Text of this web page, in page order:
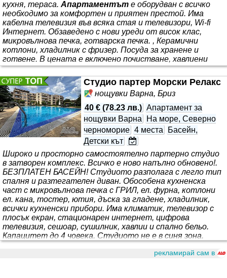
кухня, тераса.Апартаментът е оборудван с всичко
необходимо за комфортен и приятен престой. Има
кабелна телевизия във всяка стая и телевизори, Wi-fi
Интернет. Обзаведено с нови уреди от висок клас,
микровълнова печка, готварска печка. , Керамични
котлони, хладилник с фризер. Посуда за хранене и
готвене. В цената е включено почистване, хавлиени
кърпи, санитарни консумативи, подарък
Студио партер Морски Релакс
нощувки Варна, Бриз
40 € (78.23 лв.) Апартамент за
нощувки Варна
На море, Северно
черноморие 4 места
Басейн,
Детски кът
Широко и просторно самостоятелно партерно студио
в затворен комплекс. Всичко е ново напълно обновено!.
БЕЗПЛАТЕН БАСЕЙН! Студиото разполага с легло тип
спалня и разтегателен диван. Обособена кухненска
част с микровълнова печка с ГРИЛ, ел. фурна, котлони
ел. кана, тостер, ютия, дъска за гладене, хладилник,
всички кухненски прибори. Има климатик, телевизор с
плосък екран, стационарен интернет, цифрова
телевизия, сешоар, сушилник, хавлии и спално бельо.
Капацитет до 4 човека. Студиото не е в синя зона.
Паркирането е пред и около кооперацията и е
безплатно. Без домашни любимци!. МОЛЯрекламирай сам в